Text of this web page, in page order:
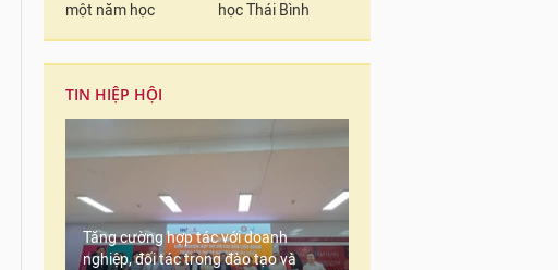
một năm học
học Thái Bình
TIN HIỆP HỘI
Tăng cường hợp tác với doanh
nghiệp, đối tác trong đào tạo và